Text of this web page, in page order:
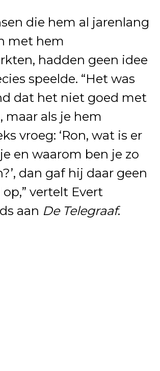
die hem al jarenlang
met hem
hadden geen idee
speelde. “Het was
dat het niet goed met
maar als je hem
vroeg: ‘Ron, wat is er
en waarom ben je zo
dan gaf hij daar geen
vertelt Evert
aan De Telegraaf.